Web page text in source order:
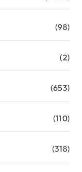
(98)
(2)
(653)
(110)
(318)